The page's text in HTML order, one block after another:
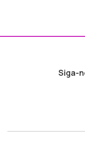
Siga-